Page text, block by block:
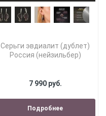
Серьги эвдиалит (дублет)
Россия (нейзильбер)
7 990 руб.
Подробнее